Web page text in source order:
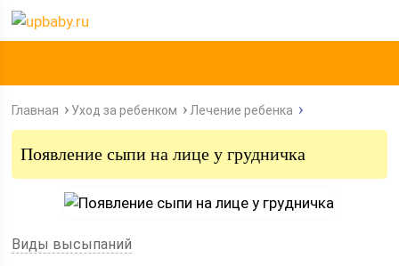
Главная Уход за ребенком Лечение ребенка
Появление сыпи на лице у грудничка
Виды высыпаний